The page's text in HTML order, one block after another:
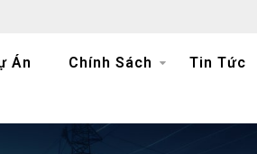
Án Chính Sách
Tin Tức